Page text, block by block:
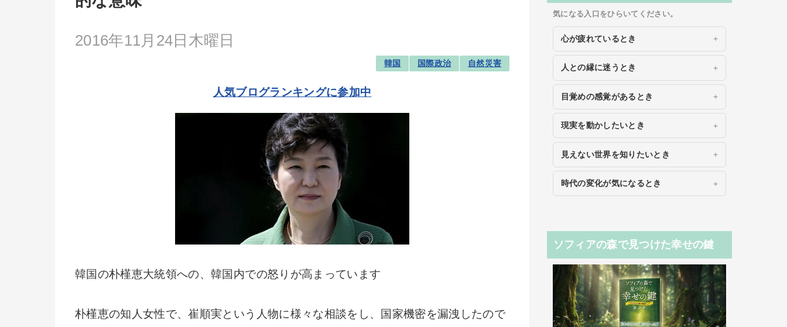
2016年11月24日木曜日
韓国 国際政治 自然災害
人気ブログランキングに参加中
韓国の朴槿恵大統領への、韓国内での怒りが高まっています
朴槿恵の知人女性で、崔順実という人物に様々な相談をし、国家機密を漏洩したので
気になる入口をひらいてください。
心が疲れているとき
人との縁に迷うとき
目覚めの感覚があるとき
現実を動かしたいとき
見えない世界を知りたいとき
時代の変化が気になるとき
ソフィアの森で見つけた幸せの鍵